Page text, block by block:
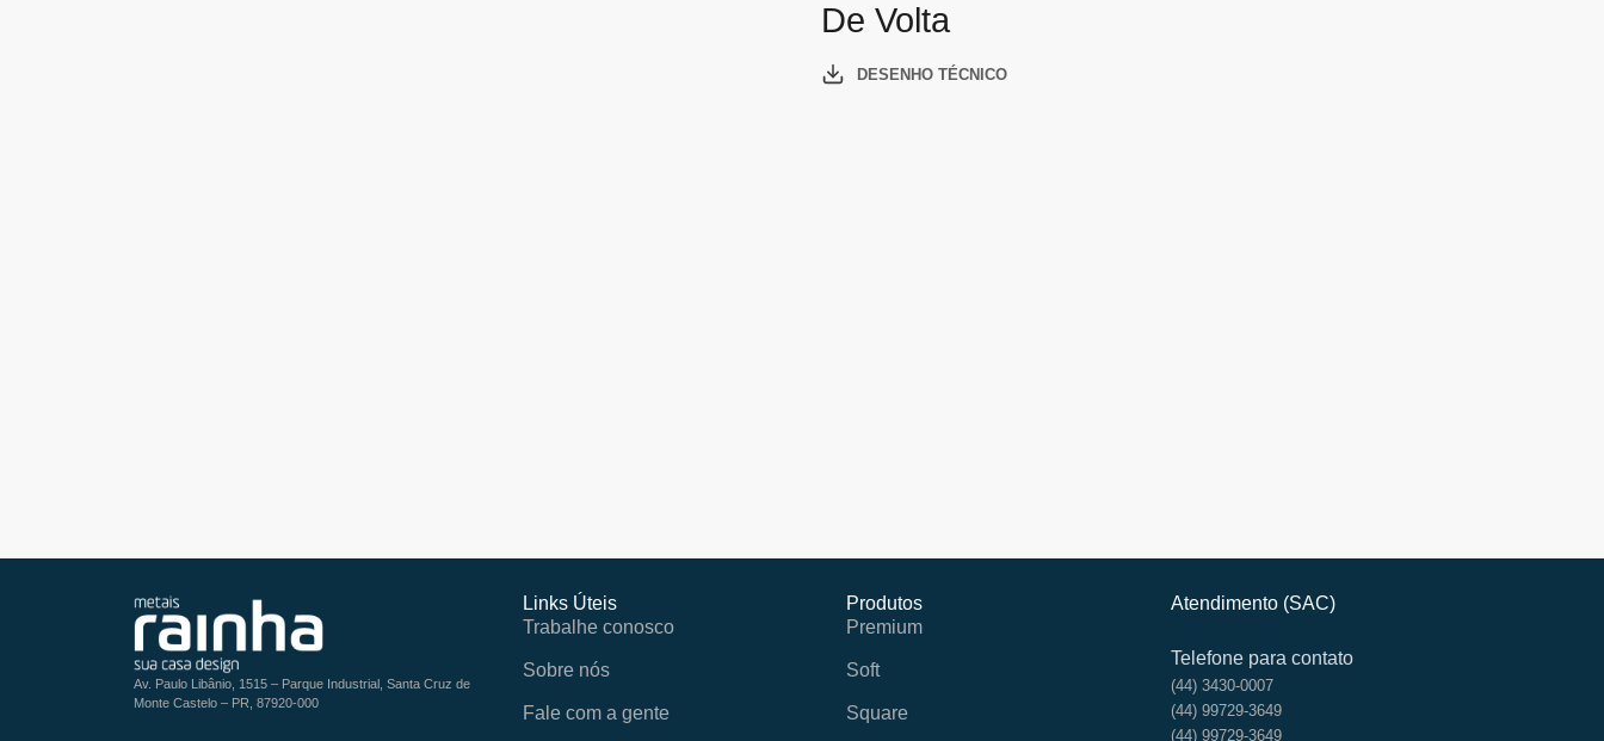
De Volta
DESENHO TÉCNICO
Av. Paulo Libânio, 1515 – Parque Industrial, Santa Cruz de
Monte Castelo – PR, 87920-000
Links Úteis
Trabalhe conosco
Sobre nós
Fale com a gente
Produtos
Premium
Soft
Square
Atendimento (SAC)
Telefone para contato
(44) 3430-0007
(44) 99729-3649
(44) 99729-3649